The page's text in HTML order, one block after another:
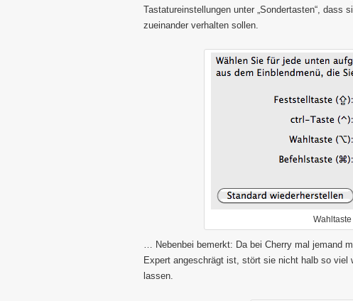
Tastatureinstellungen unter „Sondertasten“,
zueinander verhalten sollen.
… Nebenbei bemerkt: Da bei Cherry mal jemand
Expert angeschrägt ist, stört sie nicht halb so
lassen.